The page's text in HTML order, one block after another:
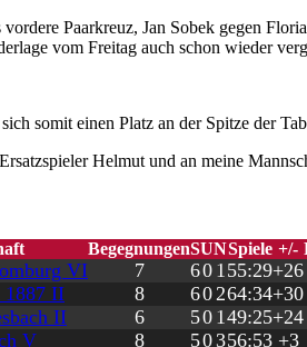
vordere Paarkreuz, Jan Sobek gegen
vom Freitag auch schon wieder
somit einen Platz an der Spitze der
Helmut und an meine
BegegnungenSUNSpiele +/-
VI 7 60 1 55:29+26
1887 II 8 60 264:34+30
II 6 50 1 49:25+24
V 8 50356:53 +3